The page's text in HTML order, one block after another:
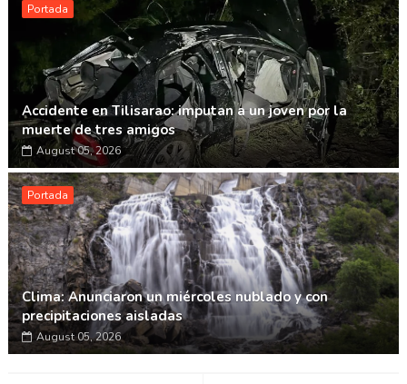
Portada
Accidente en Tilisarao: imputan a un joven por la
muerte de tres amigos
August 05, 2026
Portada
Clima: Anunciaron un miércoles nublado y con
precipitaciones aisladas
August 05, 2026